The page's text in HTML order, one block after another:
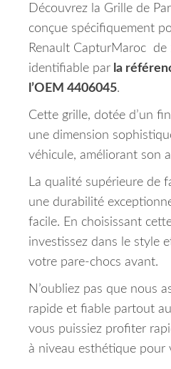
Découvrez la Grille de
conçue spécifiquement
Renault CapturMaroc de
identifiable par la
l’OEM 4406045.
Cette grille, dotée d’un
une dimension
véhicule, améliorant son
La qualité supérieure de
une durabilité
facile. En choisissant
investissez dans le style
votre pare-chocs avant.
N’oubliez pas que nous
rapide et fiable partout
vous puissiez profiter
à niveau esthétique pour